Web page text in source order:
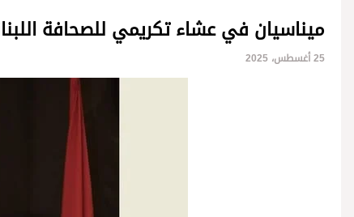
ميناسيان في عشاء تكريمي للصحافة
25 أغسطس، 2025